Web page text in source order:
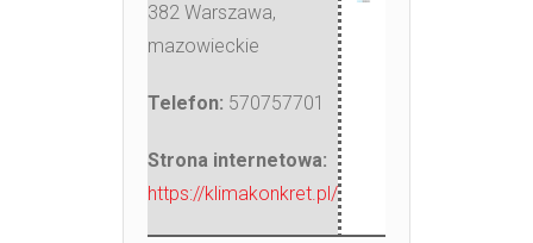
382 Warszawa,
mazowieckie
Telefon: 570757701
Strona internetowa:
https://klimakonkret.pl/